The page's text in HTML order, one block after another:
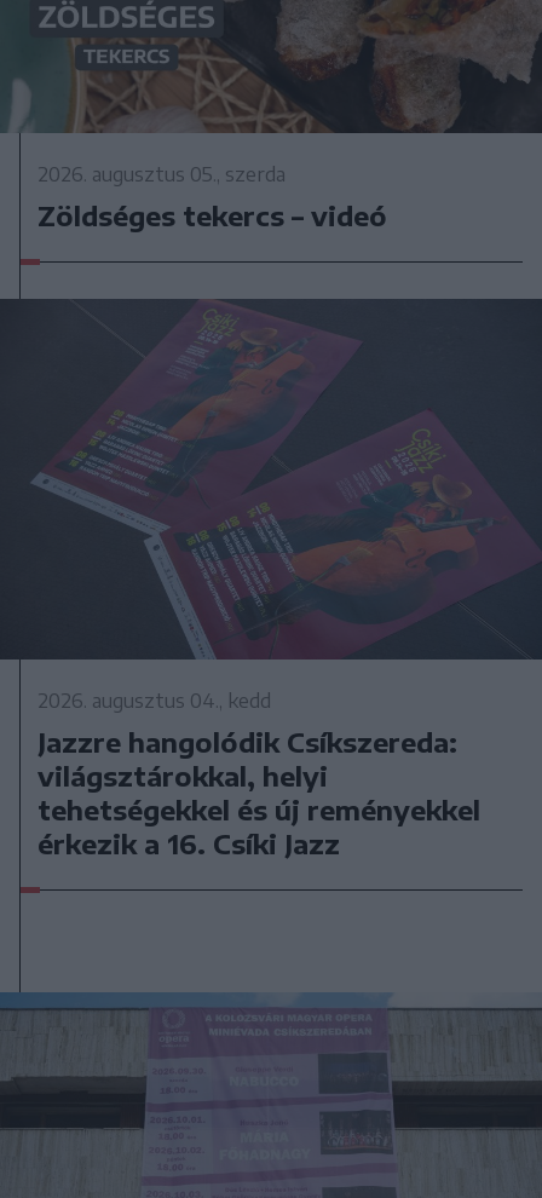
2026. augusztus 05., szerda
Zöldséges tekercs – videó
2026. augusztus 04., kedd
Jazzre hangolódik Csíkszereda:
világsztárokkal, helyi
tehetségekkel és új reményekkel
érkezik a 16. Csíki Jazz